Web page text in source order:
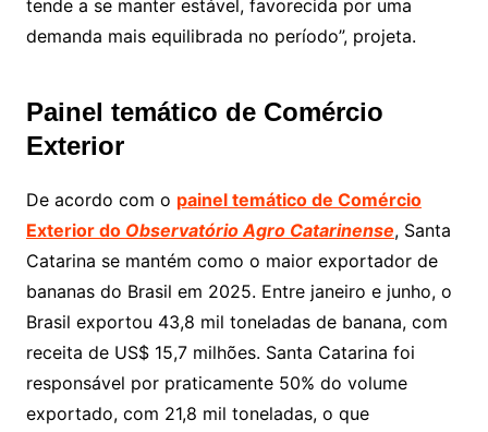
tende a se manter estável, favorecida por uma
demanda mais equilibrada no período”, projeta.
Painel temático de Comércio
Exterior
De acordo com o painel temático de Comércio
Exterior do Observatório Agro Catarinense, Santa
Catarina se mantém como o maior exportador de
bananas do Brasil em 2025. Entre janeiro e junho, o
Brasil exportou 43,8 mil toneladas de banana, com
receita de US$ 15,7 milhões. Santa Catarina foi
responsável por praticamente 50% do volume
exportado, com 21,8 mil toneladas, o que